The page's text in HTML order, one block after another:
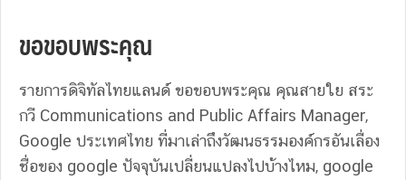
ขอขอบพระคุณ
รายการดิจิทัลไทยแลนด์ ขอขอบพระคุณ คุณสายใย สระ
กวี Communications and Public Affairs Manager,
Google ประเทศไทย ที่มาเล่าถึงวัฒนธรรมองค์กรอันเลื่อง
ชื่อของ google ปัจจุบันเปลี่ยนแปลงไปบ้างไหม, google